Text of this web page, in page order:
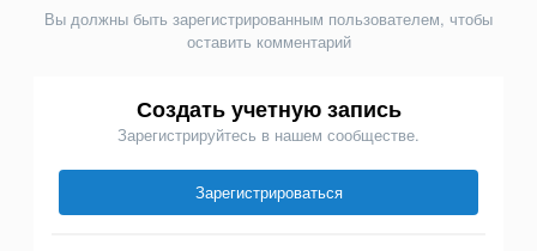
Вы должны быть зарегистрированным пользователем, чтобы
оставить комментарий
Создать учетную запись
Зарегистрируйтесь в нашем сообществе.
Зарегистрироваться